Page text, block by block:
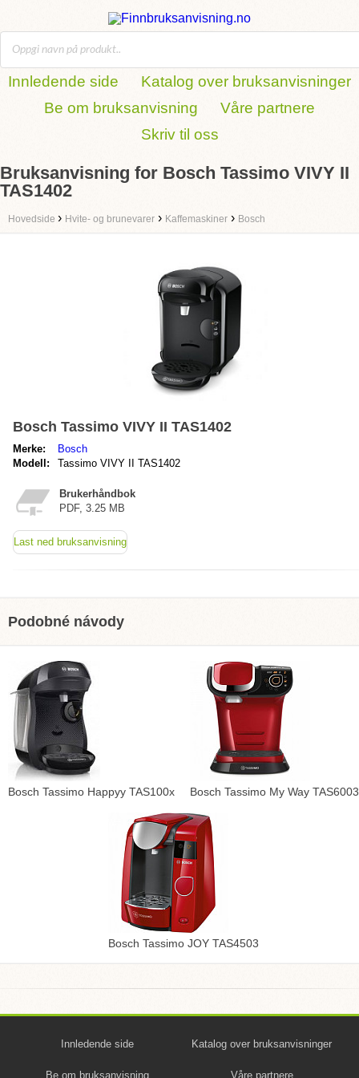
Innledende side
Katalog over bruksanvisninger
Be om bruksanvisning
Våre partnere
Skriv til oss
Bruksanvisning for Bosch Tassimo VIVY II
TAS1402
Hovedside › Hvite- og brunevarer › Kaffemaskiner › Bosch
Bosch Tassimo VIVY II TAS1402
Merke:
Bosch
Modell:
Tassimo VIVY II TAS1402
Brukerhåndbok
PDF, 3.25 MB
Last ned bruksanvisning
Podobné návody
Bosch Tassimo Happyy TAS100x Bosch Tassimo My Way TAS6003
Bosch Tassimo JOY TAS4503
Innledende side Katalog over bruksanvisninger
Be om bruksanvisning Våre partnere